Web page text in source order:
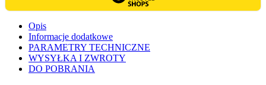
Opis
Informacje dodatkowe
PARAMETRY TECHNICZNE
WYSYŁKA I ZWROTY
DO POBRANIA